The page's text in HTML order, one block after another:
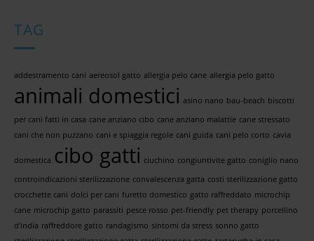
TAG
addestramento cani aereosol gatto allergia pelo cane allergia pelo gatto
animali domestici asino nano bau-beach biscotti
per cani fatti in casa cane anziano cibo cane anziano malattie cane stressato
cani che non puzzano cani e spiaggia regole cani guida cani pelo corto cavia
domestica cibo gatti ciuchino congiuntivite gatto coniglio nano
controindicazioni sterilizzazione convalescenza gatta costi sterilizzazione gatto
crocchette cani dolci per cani furetto domestico gatto raffreddato microchip
cane microchip gatto parassiti pesce rosso pet-friendly pet therapy porcellino
d'india raffreddore gatto randagismo sintomi da stress sonno gatto